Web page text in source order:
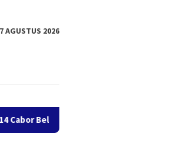
AGUSTUS 2026
THB, Pelaksanaan Porprov